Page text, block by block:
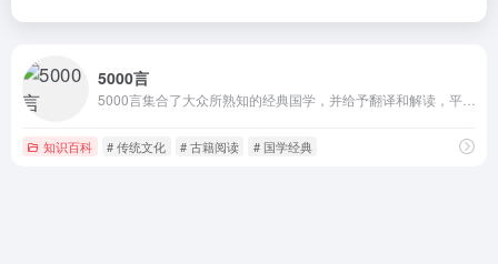
5000言
知识百科 # 传统文化 # 古籍阅读 # 国学经典